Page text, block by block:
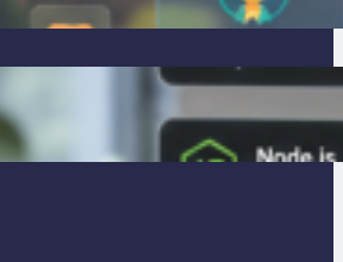
อง Server ทดสอบแล็ปด้วย